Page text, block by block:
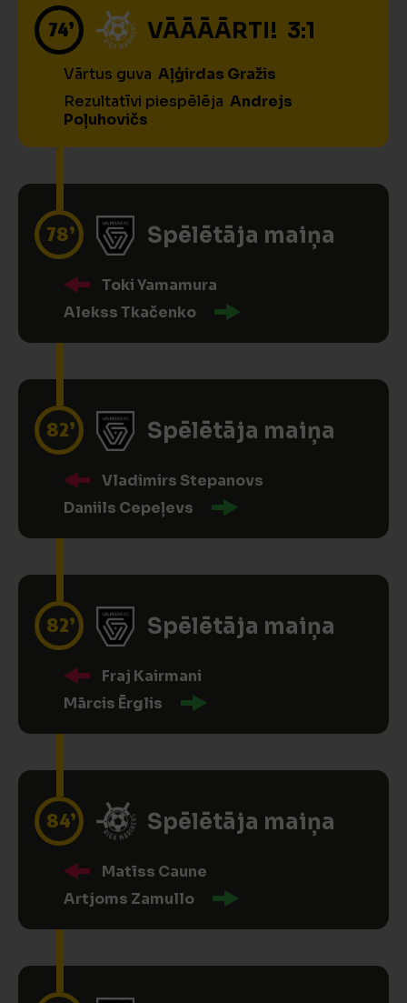
74’ VĀĀĀĀRTI! 3:1
Vārtus guva Aļģirdas Gražis
Rezultatīvi piespēlēja Andrejs
Poļuhovičs
78’ Spēlētāja maiņa
Toki Yamamura
Alekss Tkačenko
82’ Spēlētāja maiņa
Vladimirs Stepanovs
Daniils Cepeļevs
82’ Spēlētāja maiņa
Fraj Kairmani
Mārcis Ērglis
84’ Spēlētāja maiņa
Matīss Caune
Artjoms Zamullo